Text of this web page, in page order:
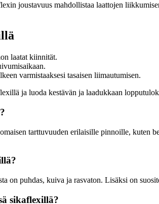
joustavuus mahdollistaa laattojen
laatat kiinnität.
varmistaaksesi tasaisen liimautumisen.
ja luoda kestävän ja laadukkaan
tarttuvuuden erilaisille pinnoille,
on puhdas, kuiva ja rasvaton. Lisäksi on
sikaflexillä?